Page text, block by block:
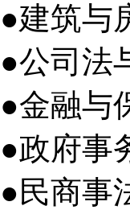
●建筑与
●公司法
●金融与
●政府事
●民商事